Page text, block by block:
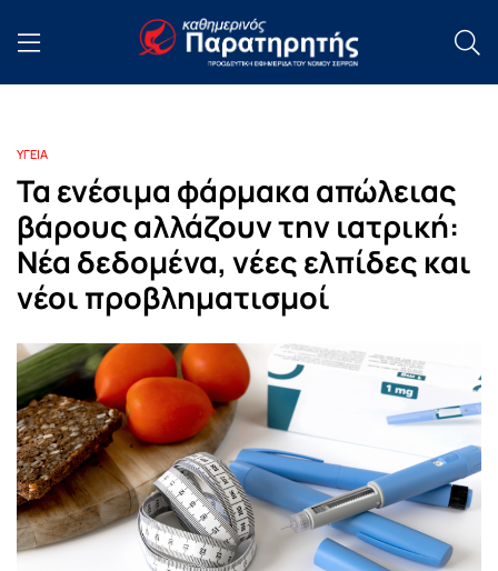
ΥΓΕΙΑ
Τα ενέσιμα φάρμακα απώλειας
βάρους αλλάζουν την ιατρική:
Νέα δεδομένα, νέες ελπίδες και
νέοι προβληματισμοί